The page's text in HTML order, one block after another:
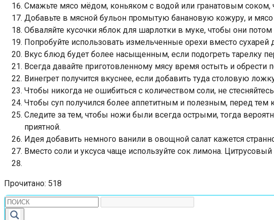
Смажьте мясо мёдом, коньяком с водой или гранатовым соком,
Добавьте в мясной бульон промытую банановую кожуру, и мясо
Обваляйте кусочки яблок для шарлотки в муке, чтобы они потом
Попробуйте использовать измельченные орехи вместо сухарей
Вкус блюд будет более насыщенным, если подогреть тарелку
Всегда давайте приготовленному мясу время остыть и обрести
Винегрет получится вкуснее, если добавить туда столовую
Чтобы никогда не ошибиться с количеством соли, не
Чтобы суп получился более аппетитным и полезным, перед тем
Следите за тем, чтобы ножи были всегда острыми, тогда
приятной.
Идея добавить немного ванили в овощной салат кажется
Вместо соли и уксуса чаще используйте сок лимона.
Прочитано: 518